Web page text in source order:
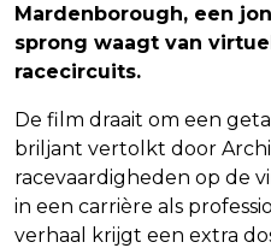
Mardenborough, een
sprong waagt van
racecircuits.
De film draait om een
briljant vertolkt door
racevaardigheden op de
in een carrière als
verhaal krijgt een extra